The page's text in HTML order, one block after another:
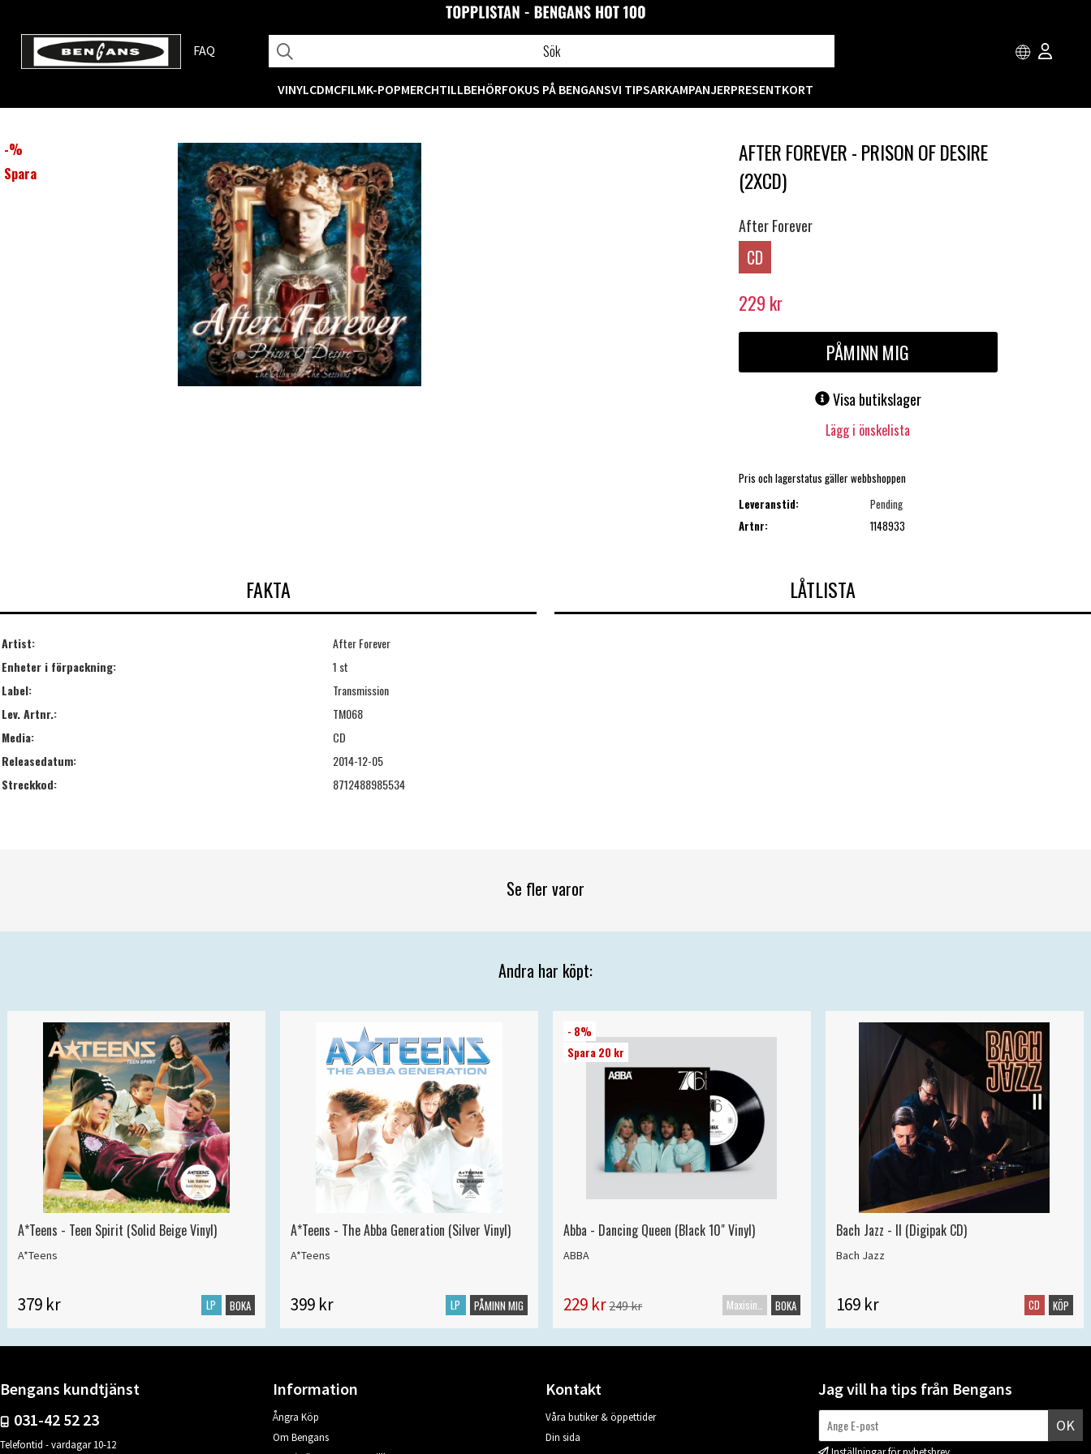
FAQ
VINYLCDMCFILMK-POPMERCHTILLBEHÖRFOKUS PÅ BENGANSVI TIPSARKAMPANJERPRESENTKORT
-%
Spara
AFTER FOREVER - PRISON OF DESIRE
(2XCD)
After Forever
CD
229 kr
PÅMINN MIG
Visa butikslager
Lägg i önskelista
Pris och lagerstatus gäller webbshoppen
Leveranstid:
Pending
Artnr:
1148933
FAKTA
Artist:
After Forever
Enheter i förpackning:
1 st
Label:
Transmission
Lev. Artnr.:
TM068
Media:
CD
Releasedatum:
2014-12-05
Streckkod:
8712488985534
LÅTLISTA
Se fler varor
Andra har köpt:
A*Teens - Teen Spirit (Solid Beige Vinyl)
A*Teens
379 kr LP BOKA
A*Teens - The Abba Generation (Silver Vinyl)
A*Teens
399 kr LP PÅMINN MIG
- 8%
Spara 20 kr
Abba - Dancing Queen (Black 10" Vinyl)
ABBA
229 kr249 kr Maxisingel BOKA
Bach Jazz - II (Digipak CD)
Bach Jazz
169 kr CD KÖP
Bengans kundtjänst
031-42 52 23
Telefontid - vardagar 10-12
Information
Ångra Köp
Om Bengans
Kontakt
Våra butiker & öppettider
Din sida
Jag vill ha tips från Bengans
OK